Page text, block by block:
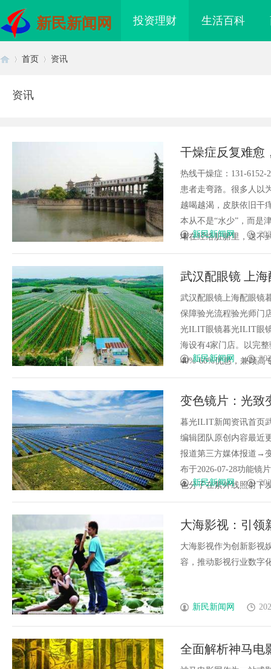
新民新闻网 投资理财 生活百科
首页 资讯
资讯
干燥症反复难愈
硬扛干涩
热线干燥症：131-
患者走弯路。很多人以
越喝越渴，皮肤依旧干
本从不是“水少”，而是
堵在经络脏腑里，送不
新民新闻网
武汉配眼镜 上
武汉配眼镜上海配眼镜
保障验光流程验光师门
光ILIT眼镜暮光ILIT眼
海设有4家门店。以完
40%-60%优惠，兼顾高
新民新闻网
变色镜片：光致
暮光ILIT新闻资讯首页
编辑团队原创内容最近
报道第三方媒体报道→
布于2026-07-28功能镜
色分子在紫外线照射下
新民新闻网
大海影视：引领
大海影视作为创新影视
容，推动影视行业数字
新民新闻网
全面解析神马电
回本能力解析：奥铃青春
因素与高潜力车型介绍
商标购买：即买即用，规